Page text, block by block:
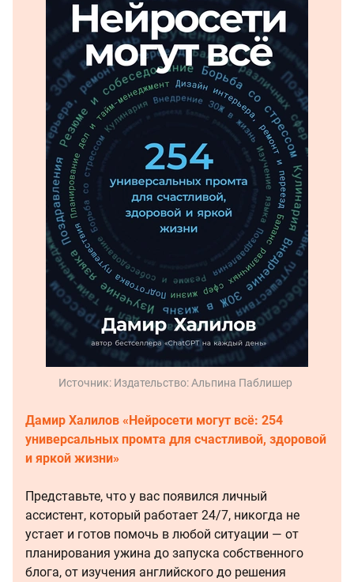
Источник: Издательство: Альпина Паблишер
Дамир Халилов «Нейросети могут всё: 254
универсальных промта для счастливой, здоровой
и яркой жизни»
Представьте, что у вас появился личный
ассистент, который работает 24/7, никогда не
устает и готов помочь в любой ситуации — от
планирования ужина до запуска собственного
блога, от изучения английского до решения